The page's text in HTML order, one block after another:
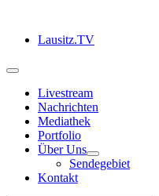
springenLausitz.TV
Toggle
NavigationLivestream
Nachrichten
Mediathek
Portfolio
Über Uns
Sendegebiet
Kontakt